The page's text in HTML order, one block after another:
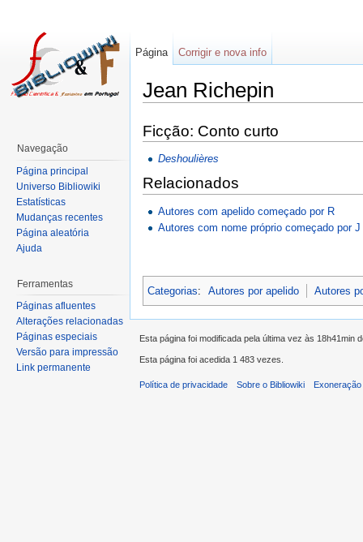
Jean Richepin
Ficção: Conto curto
Deshoulières
Relacionados
Autores com apelido começado por R
Autores com nome próprio começado por J
Categorias: Autores por apelido Autores
Página Corrigir e nova info
Navegação
Página principal
Universo Bibliowiki
Estatísticas
Mudanças recentes
Página aleatória
Ajuda
Ferramentas
Páginas afluentes
Alterações relacionadas
Páginas especiais
Versão para impressão
Link permanente
Esta página foi modificada pela última vez às 18h41min
Esta página foi acedida 1 483 vezes.
Política de privacidade Sobre o Bibliowiki